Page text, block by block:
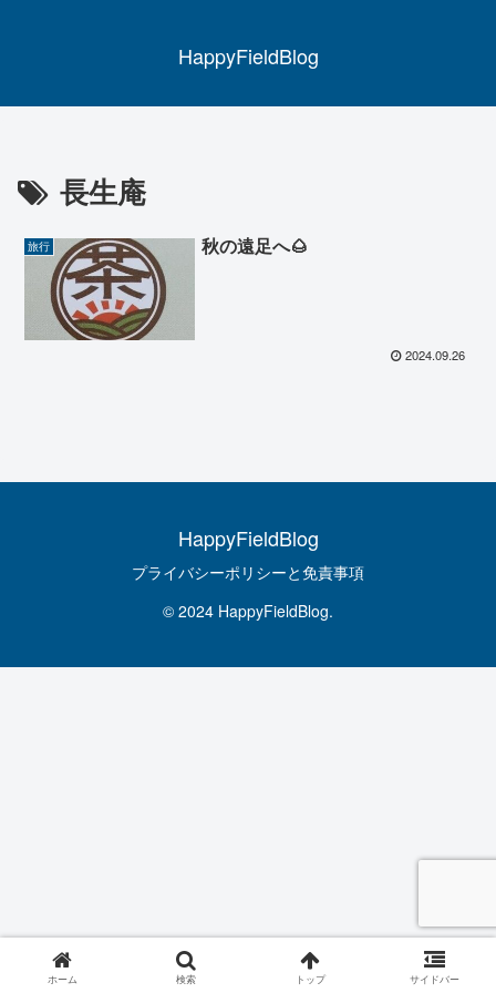
HappyFieldBlog
長生庵
旅行 秋の遠足へ🌰
2024.09.26
HappyFieldBlog
プライバシーポリシーと免責事項
© 2024 HappyFieldBlog.
ホーム 検索 トップ サイドバー